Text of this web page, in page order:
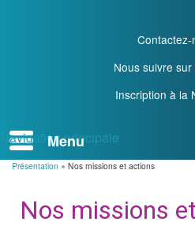
Contactez-
Nous suivre
Inscription à la
Navigation principale
Présentation Nos missions et actions
Nos missions